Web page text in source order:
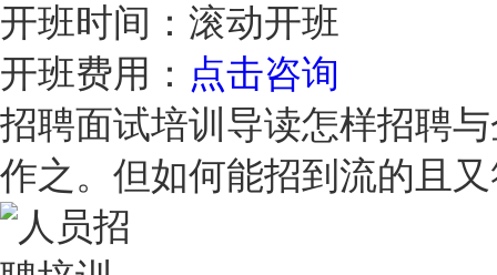
开班时间： 滚动开班
开班费用： 点击咨询
招聘面试培训导读怎样招聘
作之。但如何能招到流的且